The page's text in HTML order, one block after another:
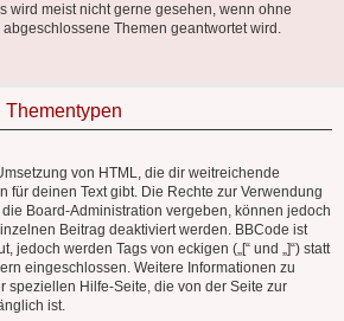
wird meist nicht gerne gesehen, wenn ohne
Themen geantwortet wird.
Thementypen
von HTML, die dir weitreichende
für deinen Text gibt. Die Rechte zur Verwendung
Board-Administration vergeben, können jedoch
Beitrag deaktiviert werden. BBCode ist
jedoch werden Tags von eckigen („[“ und „]“) statt
eingeschlossen. Weitere Informationen zu
speziellen Hilfe-Seite, die von der Seite zur
ist.